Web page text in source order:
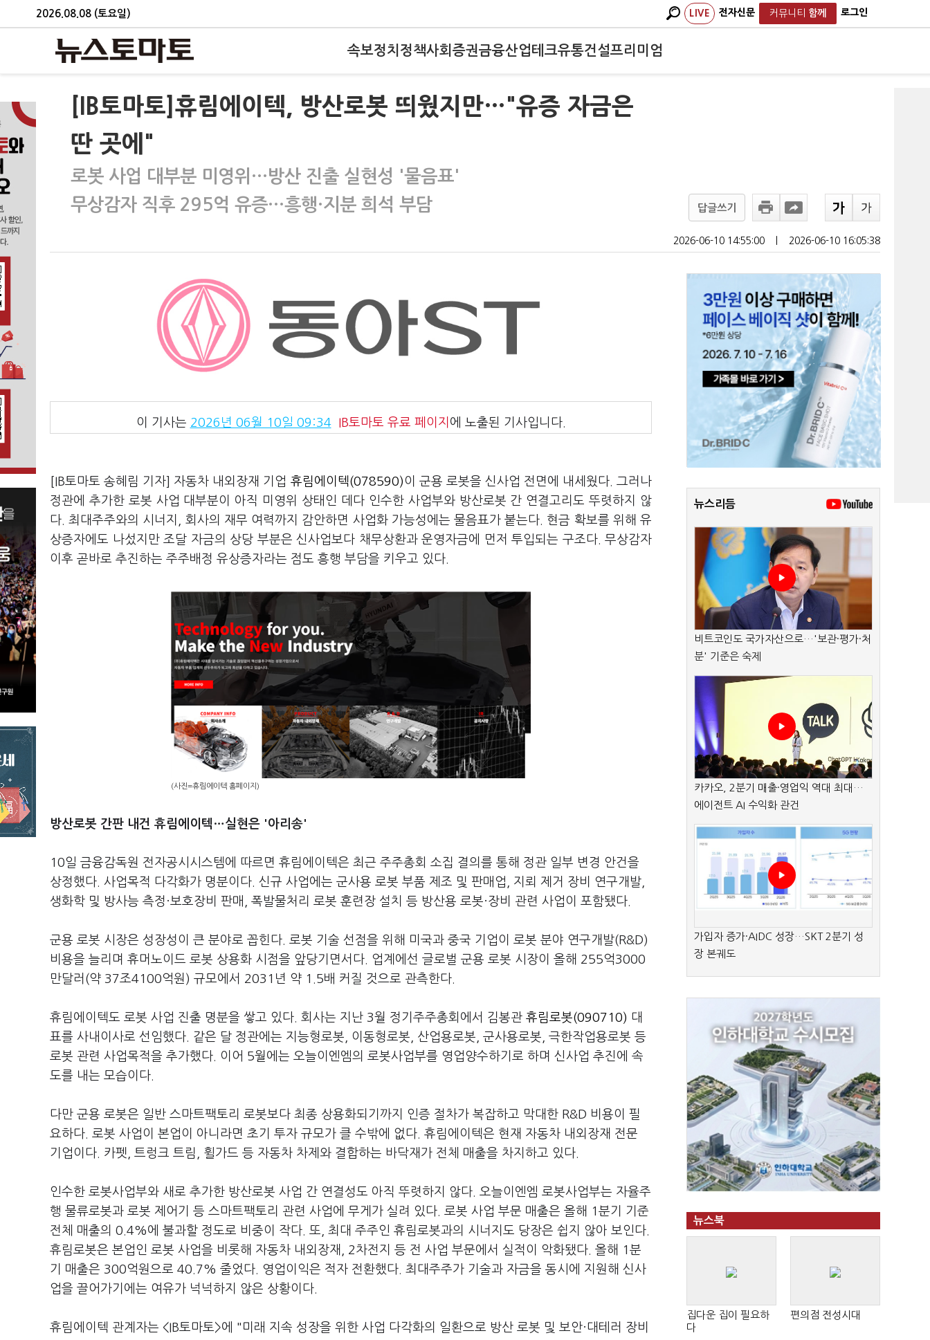
2026.08.08 (토요일) LIVE 전자신문 커뮤니티 함께 로그인
속보정치 정책사회 증권금융산업테크유통건설프리미엄
[IB토마토]휴림에이텍, 방산로봇 띄웠지만…"유증 자금은
딴 곳에"
로봇 사업 대부분 미영위…방산 진출 실현성 '물음표'
무상감자 직후 295억 유증…흥행·지분 희석 부담
답글쓰기
2026-06-10 14:55:00 2026-06-10 16:05:38
이 기사는 2026년 06월 10일 09:34 IB토마토 유료 페이지 에 노출된 기사입니다.
[IB토마토 송혜림 기자] 자동차 내외장재 기업 휴림에이텍(078590)이 군용 로봇을 신사업 전면에 내세웠다. 그러나
정관에 추가한 로봇 사업 대부분이 아직 미영위 상태인 데다 인수한 사업부와 방산로봇 간 연결고리도 뚜렷하지 않
다. 최대주주와의 시너지, 회사의 재무 여력까지 감안하면 사업화 가능성에는 물음표가 붙는다. 현금 확보를 위해 유
상증자에도 나섰지만 조달 자금의 상당 부분은 신사업보다 채무상환과 운영자금에 먼저 투입되는 구조다. 무상감자
이후 곧바로 추진하는 주주배정 유상증자라는 점도 흥행 부담을 키우고 있다.
(사진=휴림에이텍 홈페이지)
방산로봇 간판 내건 휴림에이텍…실현은 '아리송'
10일 금융감독원 전자공시시스템에 따르면 휴림에이텍은 최근 주주총회 소집 결의를 통해 정관 일부 변경 안건을
상정했다. 사업목적 다각화가 명분이다. 신규 사업에는 군사용 로봇 부품 제조 및 판매업, 지뢰 제거 장비 연구개발,
생화학 및 방사능 측정·보호장비 판매, 폭발물처리 로봇 훈련장 설치 등 방산용 로봇·장비 관련 사업이 포함됐다.
군용 로봇 시장은 성장성이 큰 분야로 꼽힌다. 로봇 기술 선점을 위해 미국과 중국 기업이 로봇 분야 연구개발(R&D)
비용을 늘리며 휴머노이드 로봇 상용화 시점을 앞당기면서다. 업계에선 글로벌 군용 로봇 시장이 올해 255억3000
만달러(약 37조4100억원) 규모에서 2031년 약 1.5배 커질 것으로 관측한다.
휴림에이텍도 로봇 사업 진출 명분을 쌓고 있다. 회사는 지난 3월 정기주주총회에서 김봉관 휴림로봇(090710) 대
표를 사내이사로 선임했다. 같은 달 정관에는 지능형로봇, 이동형로봇, 산업용로봇, 군사용로봇, 극한작업용로봇 등
로봇 관련 사업목적을 추가했다. 이어 5월에는 오늘이엔엠의 로봇사업부를 영업양수하기로 하며 신사업 추진에 속
도를 내는 모습이다.
다만 군용 로봇은 일반 스마트팩토리 로봇보다 최종 상용화되기까지 인증 절차가 복잡하고 막대한 R&D 비용이 필
요하다. 로봇 사업이 본업이 아니라면 초기 투자 규모가 클 수밖에 없다. 휴림에이텍은 현재 자동차 내외장재 전문
기업이다. 카펫, 트렁크 트림, 휠가드 등 자동차 차제와 결합하는 바닥재가 전체 매출을 차지하고 있다.
인수한 로봇사업부와 새로 추가한 방산로봇 사업 간 연결성도 아직 뚜렷하지 않다. 오늘이엔엠 로봇사업부는 자율주
행 물류로봇과 로봇 제어기 등 스마트팩토리 관련 사업에 무게가 실려 있다. 로봇 사업 부문 매출은 올해 1분기 기준
전체 매출의 0.4%에 불과할 정도로 비중이 작다. 또, 최대 주주인 휴림로봇과의 시너지도 당장은 쉽지 않아 보인다.
휴림로봇은 본업인 로봇 사업을 비롯해 자동차 내외장재, 2차전지 등 전 사업 부문에서 실적이 악화됐다. 올해 1분
기 매출은 300억원으로 40.7% 줄었다. 영업이익은 적자 전환했다. 최대주주가 기술과 자금을 동시에 지원해 신사
업을 끌어가기에는 여유가 넉넉하지 않은 상황이다.
휴림에이텍 관계자는 <IB토마토>에 "미래 지속 성장을 위한 사업 다각화의 일환으로 방산 로봇 및 보안·대테러 장비
뉴스리듬
비트코인도 국가자산으로…'보관·평가·처
분' 기준은 숙제
카카오, 2분기 매출·영업익 역대 최대…
에이전트 AI 수익화 관건
가입자 증가·AIDC 성장…SKT 2분기 성
장 본궤도
뉴스북
집다운 집이 필요하
다
편의점 전성시대